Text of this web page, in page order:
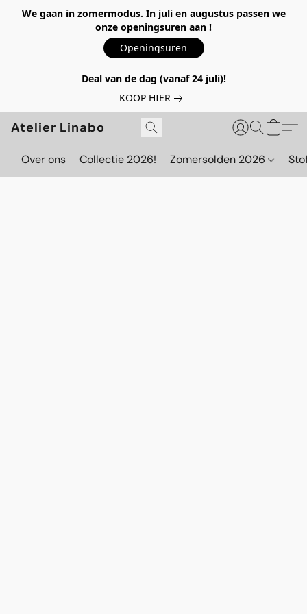
We gaan in zomermodus. In juli en augustus passen we
onze openingsuren aan !
Openingsuren
Deal van de dag (vanaf 24 juli)!
KOOP HIER
Atelier Linabo
Over ons Collectie 2026! Zomersolden 2026